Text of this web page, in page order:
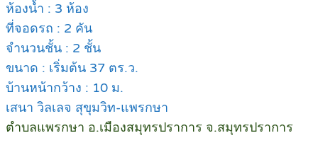
ห้องน้ำ : 3 ห้อง
ที่จอดรถ : 2 คัน
จำนวนชั้น : 2 ชั้น
ขนาด : เริ่มต้น 37 ตร.ว.
บ้านหน้ากว้าง : 10 ม.
เสนา วิลเลจ สุขุมวิท-แพรกษา
ตำบลแพรกษา อ.เมืองสมุทรปราการ จ.สมุทรปราการ